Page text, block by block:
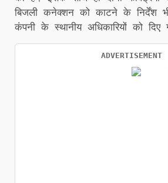
बिजली कनेक्शन को काटने के निर्देंश भी
कंपनी के स्थानीय अधिकारियों को दिए
ADVERTISEMENT